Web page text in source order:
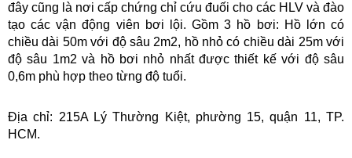
đây cũng là nơi cấp chứng chỉ cứu đuối cho các HLV và đào
tạo các vận động viên bơi lội. Gồm 3 hồ bơi: Hồ lớn có
chiều dài 50m với độ sâu 2m2, hồ nhỏ có chiều dài 25m với
độ sâu 1m2 và hồ bơi nhỏ nhất được thiết kế với độ sâu
0,6m phù hợp theo từng độ tuổi.
Địa chỉ: 215A Lý Thường Kiệt, phường 15, quận 11, TP.
HCM.